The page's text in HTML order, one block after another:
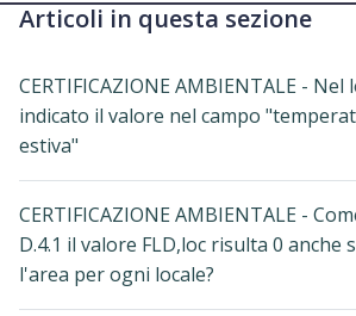
Articoli in questa sezione
CERTIFICAZIONE AMBIENTALE -
indicato il valore nel campo
estiva"
CERTIFICAZIONE AMBIENTALE -
D.4.1 il valore FLD,loc risulta 0 anche
l'area per ogni locale?